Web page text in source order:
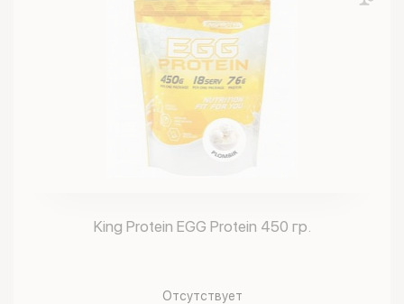
King Protein EGG Protein 450 гр.
Отсутствует